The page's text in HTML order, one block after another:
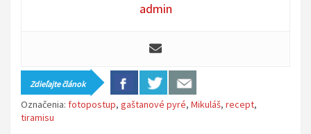
admin
Zdieľajte článok
Označenia: fotopostup, gaštanové pyré, Mikuláš, recept,
tiramisu